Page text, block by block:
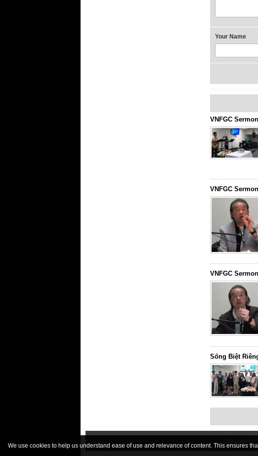
Your Name
VNFGC
VNFGC
VNFGC
Sống Biệt
Copyright ©
We use cookies to help us understand ease of use and relevance of content. This ensures